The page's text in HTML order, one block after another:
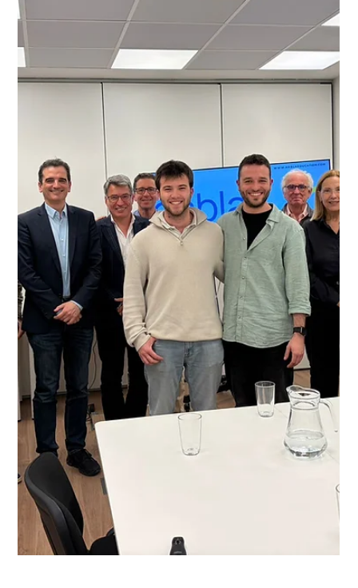
Apr 9 2 min de lectura
Una xarxa empresarial no